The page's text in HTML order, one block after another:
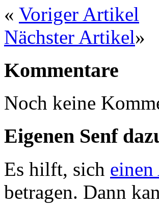
« Voriger Artikel
Nächster Artikel»
Kommentare
Noch keine
Eigenen Senf
Es hilft, sich
betragen. Dann